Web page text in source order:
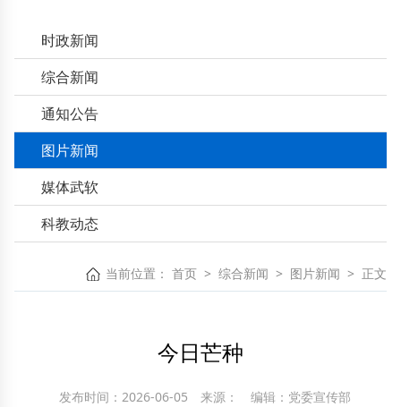
时政新闻
综合新闻
通知公告
图片新闻
媒体武软
科教动态
当前位置： 首页 > 综合新闻 > 图片新闻 > 正文
今日芒种
发布时间：2026-06-05 来源：
编辑：党委宣传部